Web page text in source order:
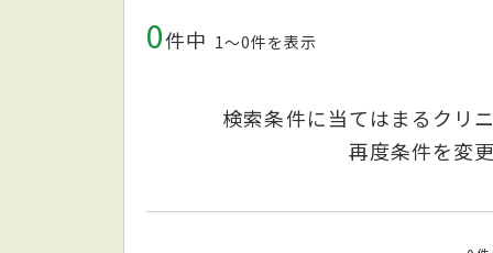
0件中 1〜0件を表示
検索条件に当てはまるクリ
再度条件を変